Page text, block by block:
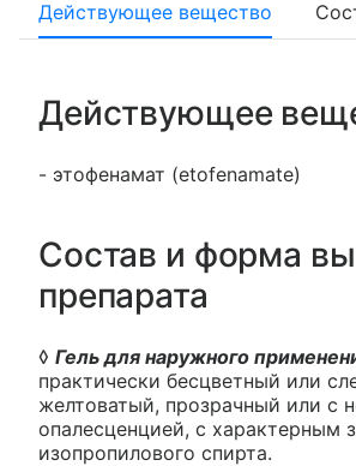
Действующее вещество
Действующее
- этофенамат (etofenamate)
Состав и форма
препарата
◊ Гель для наружного
практически бесцветный или
желтоватый, прозрачный или с
опалесценцией, с характерным
изопропилового спирта.